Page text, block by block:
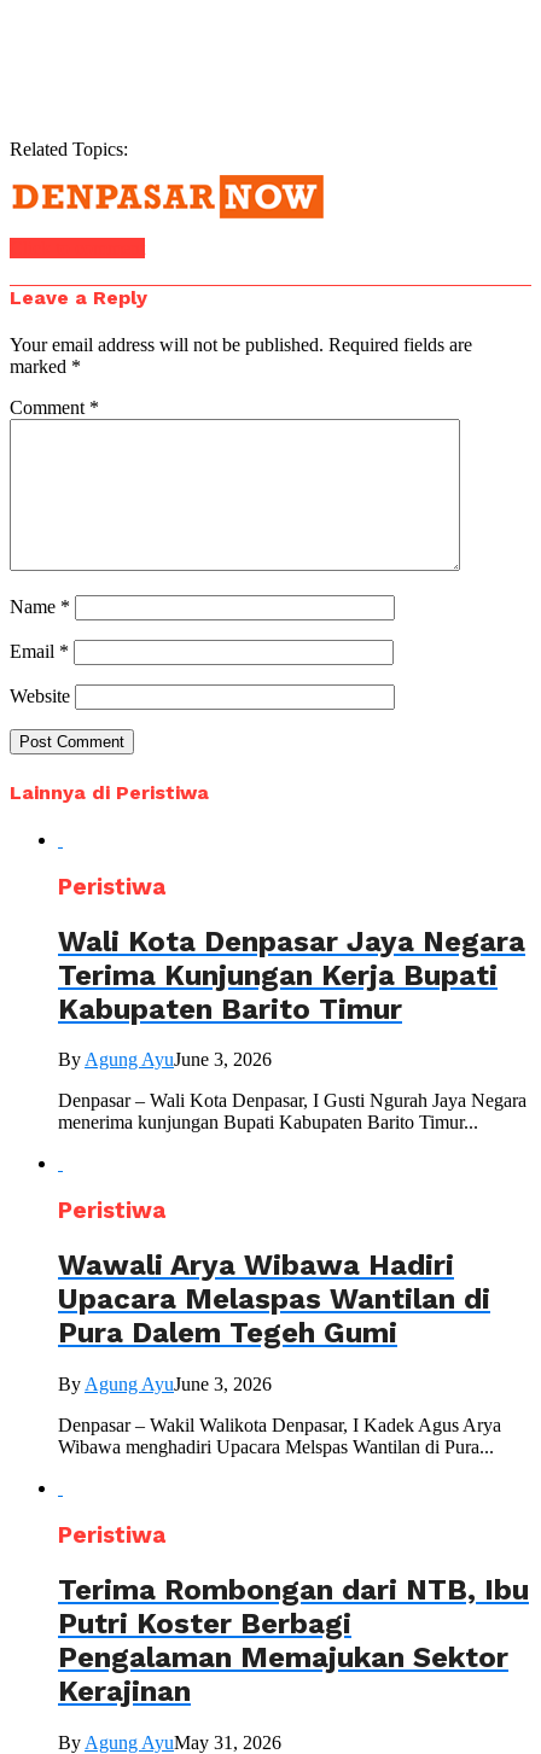
Related Topics:
Leave a Reply
Your email address will not be published. Required fields are
marked *
Comment *
Name *
Email *
Website
Lainnya di Peristiwa
Peristiwa
Wali Kota Denpasar Jaya Negara
Terima Kunjungan Kerja Bupati
Kabupaten Barito Timur
ByAgung AyuJune 3, 2026
Denpasar – Wali Kota Denpasar, I Gusti Ngurah Jaya Negara
menerima kunjungan Bupati Kabupaten Barito Timur...
Peristiwa
Wawali Arya Wibawa Hadiri
Upacara Melaspas Wantilan di
Pura Dalem Tegeh Gumi
By Agung AyuJune 3, 2026
Denpasar – Wakil Walikota Denpasar, I Kadek Agus Arya
Wibawa menghadiri Upacara Melspas Wantilan di Pura...
Peristiwa
Terima Rombongan dari NTB, Ibu
Putri Koster Berbagi
Pengalaman Memajukan Sektor
Kerajinan
By Agung AyuMay 31, 2026